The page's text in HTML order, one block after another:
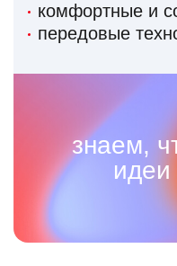
комфортные и
передовые
знаем,
идеи